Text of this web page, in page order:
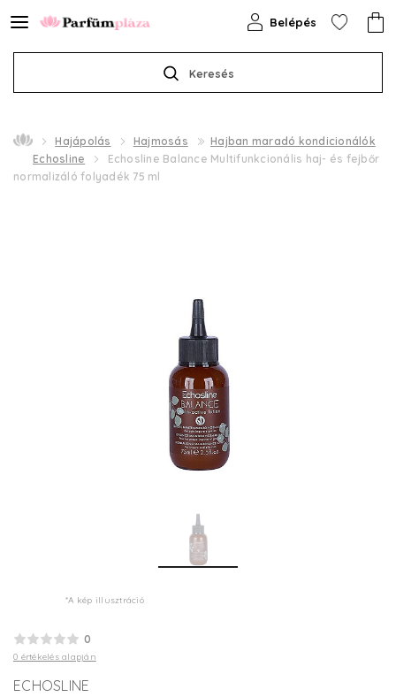
Keresés
Belépés
Hajápolás Hajmosás
Hajban maradó kondicionálók
Echosline
Echosline Balance Multifunkcionális haj- és fejbőr
normalizáló folyadék 75 ml
*A kép illusztráció
0
0 értékelés alapján
ECHOSLINE